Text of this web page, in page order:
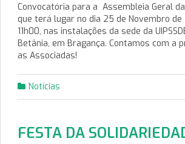
Convocatória para a Assembleia Geral da
que terá lugar no dia 25 de Novembro
11h00, nas instalações da sede da
Betânia, em Bragança. Contamos com a
as Associadas!
Notícias
FESTA DA